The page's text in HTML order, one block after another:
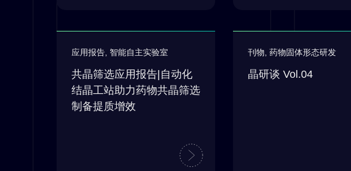
应用报告, 智能自主实验室
共晶筛选应用报告|自动化
结晶工站助力药物共晶筛选
制备提质增效
刊物 药物固体形态研发
晶研谈 Vol.04